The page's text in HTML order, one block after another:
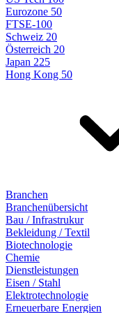
Eurozone 50
FTSE-100
Schweiz 20
Österreich 20
Japan 225
Hong Kong 50
Branchen
Branchenübersicht
Bau / Infrastrukur
Bekleidung / Textil
Biotechnologie
Chemie
Dienstleistungen
Eisen / Stahl
Elektrotechnologie
Erneuerbare Energien